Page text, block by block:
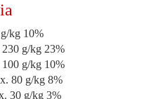
kg 10%
230 g/kg 23%
100 g/kg 10%
80 g/kg 8%
30 g/kg 3%